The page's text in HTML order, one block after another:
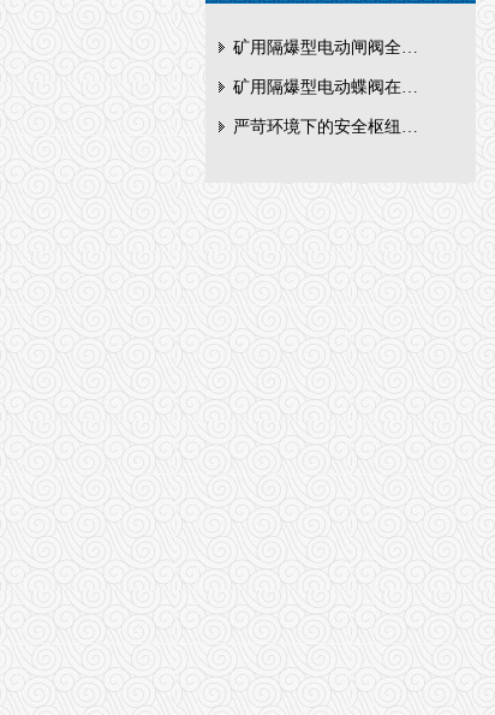
矿用隔爆型电动闸阀全周期维护与故障排查要点
矿用隔爆型电动蝶阀在瓦斯管道控制中的防爆设计与安全标准解析
严苛环境下的安全枢纽：矿用隔爆型电动闸阀的技术剖析